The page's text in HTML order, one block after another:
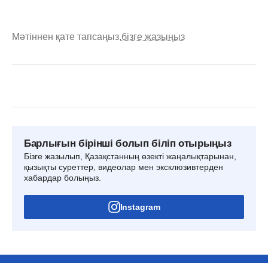
Мәтіннен қате тапсаңыз,бізге жазыңыз
Барлығын бірінші болып біліп отырыңыз
Бізге жазылып, Қазақстанның өзекті жаңалықтарынан,
қызықты суреттер, видеолар мен эксклюзивтерден
хабардар болыңыз.
Instagram